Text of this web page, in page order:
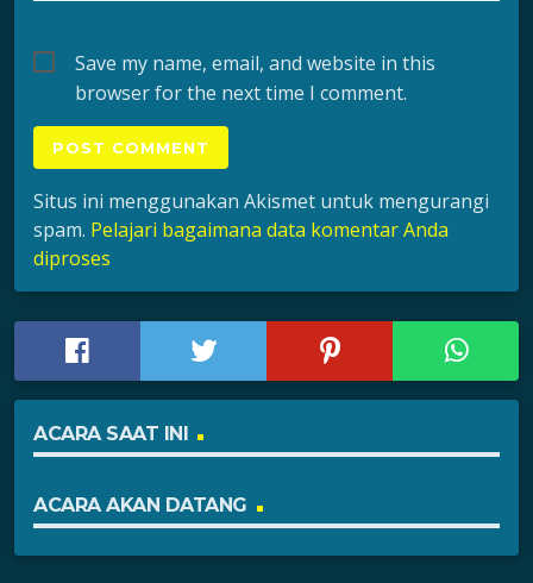
Save my name, email, and website in this
browser for the next time I comment.
Situs ini menggunakan Akismet untuk mengurangi
spam. Pelajari bagaimana data komentar Anda
diproses
ACARA SAAT INI
ACARA AKAN DATANG